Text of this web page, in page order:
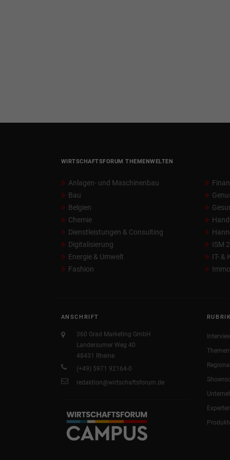
WIRTSCHAFTSFORUM THEMENWELTEN
Anlagen- und Maschinenbau
Bau
Belgien
Chemie
Dienstleistungen & Consulting
Digitalisierung
Energie & Umwelt
Fashion
ISM
IT- &
ANSCHRIFT
360 Grad Marketing GmbH
Landersumer Weg 40
48431 Rheine
(+49) 5971 92164-0
redaktion@wirtschaftsforum.de
Regional